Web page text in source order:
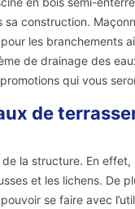
construction.
les branchements
de drainage des
qui vous
de
la structure. En effet,
et les lichens. De
se faire avec